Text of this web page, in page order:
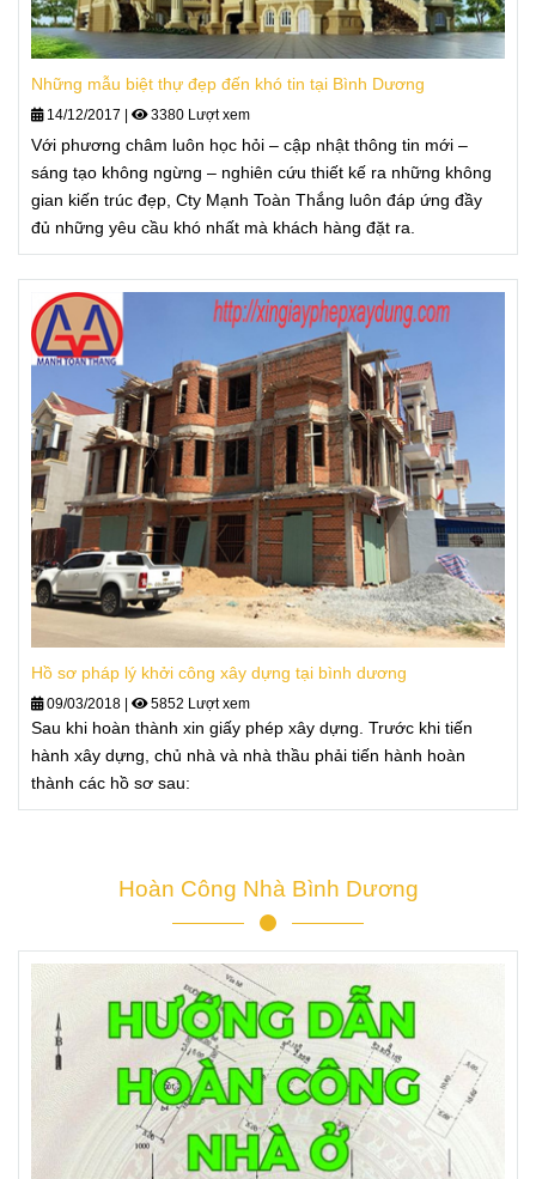
Những mẫu biệt thự đẹp đến khó tin tại Bình Dương
14/12/2017 | 3380 Lượt xem
Với phương châm luôn học hỏi – cập nhật thông tin mới –
sáng tạo không ngừng – nghiên cứu thiết kế ra những không
gian kiến trúc đẹp, Cty Mạnh Toàn Thắng luôn đáp ứng đầy
đủ những yêu cầu khó nhất mà khách hàng đặt ra.
Hồ sơ pháp lý khởi công xây dựng tại bình dương
09/03/2018 | 5852 Lượt xem
Sau khi hoàn thành xin giấy phép xây dựng. Trước khi tiến
hành xây dựng, chủ nhà và nhà thầu phải tiến hành hoàn
thành các hồ sơ sau:
Hoàn Công Nhà Bình Dương